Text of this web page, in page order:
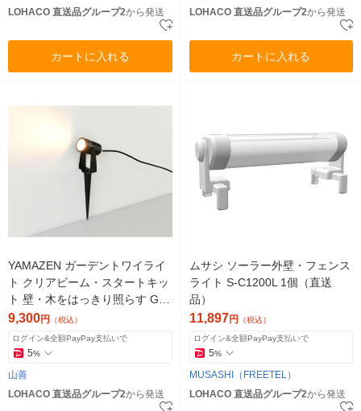
LOHACO 直送品グループ2から発送
カートに入れる
LOHACO 直送品グループ2から発送
カートに入れる
YAMAZEN ガーデントワイライ
ト クリアビーム・スタートキッ
ト 壁・木をはっきり照らす GT-
J101AS(GD) 1灯（直送品）
9,300円 （税込）
ログイン&全額PayPay支払いで
5%
山善
LOHACO 直送品グループ2から発送
ムサシ ソーラー外壁・フェンス
ライト S-C1200L 1個（直送
品）
11,897円 （税込）
ログイン&全額PayPay支払いで
5%
MUSASHI（FREETEL）
LOHACO 直送品グループ2から発送